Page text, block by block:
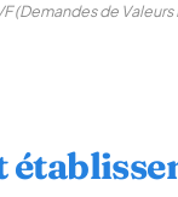
(Demandes de